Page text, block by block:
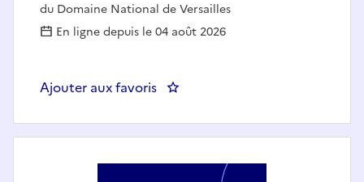
du Domaine National de Versailles
En ligne depuis le 04 août 2026
Ajouter aux favoris : ADJ-Gestionnaire